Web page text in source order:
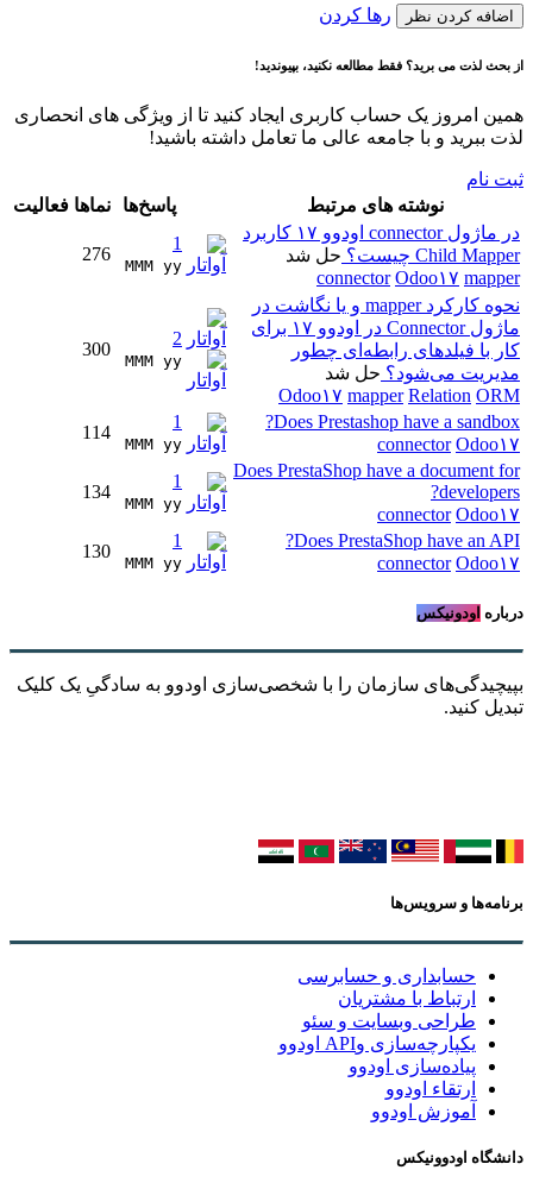
اضافه کردن نظر رها کردن
از بحث لذت می برید؟ فقط مطالعه نکنید، بپیوندید!
همین امروز یک حساب کاربری ایجاد کنید تا از ویژگی های انحصاری
لذت ببرید و با جامعه عالی ما تعامل داشته باشید!
ثبت نام
نوشته های مرتبط
پاسخ‌ها نماها فعالیت
در ماژول connector اودوو ۱۷ کاربرد
Child Mapper چیست؟
حل شد
connector Odoo۱۷ mapper
1
MMM yy
276
نحوه کارکرد mapper و یا نگاشت در
ماژول Connector در اودوو ۱۷ برای
کار با فیلدهای رابطه‌ای چطور
مدیریت می‌شود؟ حل شد
Odoo۱۷ mapper Relation ORM
2
MMM yy
300
Does Prestashop have a sandbox?
connector Odoo۱۷
1
MMM yy
114
Does PrestaShop have a document for
developers?
connector Odoo۱۷
1
MMM yy
134
Does PrestaShop have an API?
connector Odoo۱۷
1
MMM yy
130
درباره اودونیکس
بپیچیدگی‌های سازمان را با شخصی‌سازی اودوو به سادگیِ یک کلیک
تبدیل کنید.
برنامه‌ها و سرویس‌ها
حسابداری و حسابرسی
ارتباط با مشتریان
طراحی وبسایت و سئو
یکپارچه‌سازی وAPI اودوو
پیاده‌سازی اودوو
ارتقاء اودوو
آموزش اودوو
دانشگاه اودوونیکس